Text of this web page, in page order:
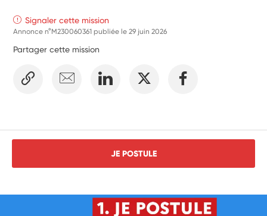
Signaler cette mission
Annonce n°M230060361 publiée le29 juin 2026
Partager cette mission
JE POSTULE